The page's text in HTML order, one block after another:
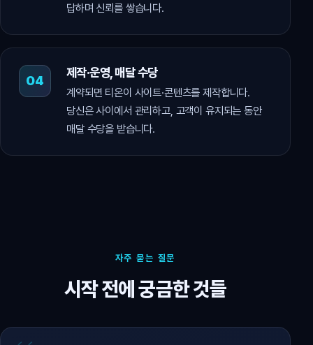
답하며 신뢰를 쌓습니다.
제작·운영, 매달 수당
계약되면 티온이 사이트·콘텐츠를 제작합니다.
당신은 사이에서 관리하고, 고객이 유지되는 동안
매달 수당을 받습니다.
자주 묻는 질문
시작 전에 궁금한 것들